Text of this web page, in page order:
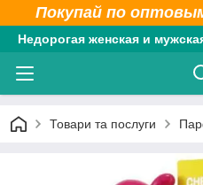
Покупай по
Недорогая женская и
Товари та послуги